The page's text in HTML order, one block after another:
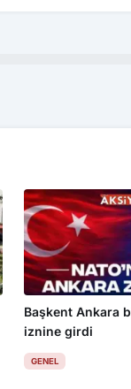
Başkent Ankara
iznine girdi
GENEL